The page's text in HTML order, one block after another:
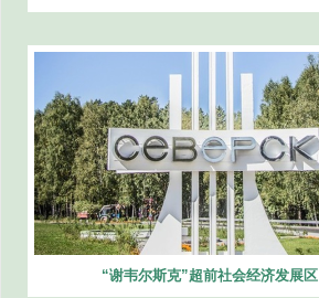
“谢韦尔斯克”超前社会经济发展区